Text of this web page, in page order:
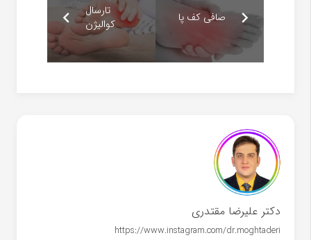
تارسال
کوالیژن
صافی کف پا
دکتر علیرضا مقتدری
https://www.instagram.com/dr.moghtaderi